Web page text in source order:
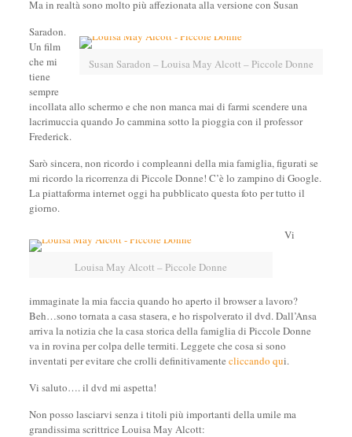
Ma in realtà sono molto più affezionata alla versione con Susan
Susan Saradon – Louisa May Alcott – Piccole Donne
Saradon.
Un film
che mi
tiene
sempre
incollata allo schermo e che non manca mai di farmi scendere una
lacrimuccia quando Jo cammina sotto la pioggia con il professor
Frederick.
Sarò sincera, non ricordo i compleanni della mia famiglia, figurati se
mi ricordo la ricorrenza di Piccole Donne! C’è lo zampino di Google.
La piattaforma internet oggi ha pubblicato questa foto per tutto il
giorno.
Louisa May Alcott – Piccole Donne
Vi
immaginate la mia faccia quando ho aperto il browser a lavoro?
Beh…sono tornata a casa stasera, e ho rispolverato il dvd. Dall’Ansa
arriva la notizia che la casa storica della famiglia di Piccole Donne
va in rovina per colpa delle termiti. Leggete che cosa si sono
inventati per evitare che crolli definitivamente cliccando qui.
Vi saluto…. il dvd mi aspetta!
Non posso lasciarvi senza i titoli più importanti della umile ma
grandissima scrittrice Louisa May Alcott: